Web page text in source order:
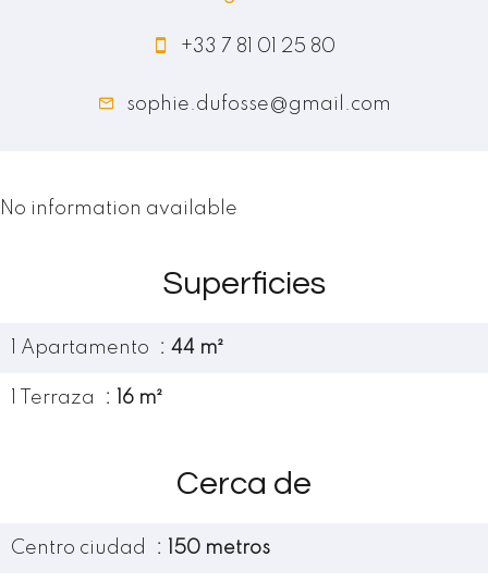
+33 7 81 01 25 80
sophie.dufosse@gmail.com
No information available
Superficies
1 Apartamento 44 m²
1 Terraza 16 m²
Cerca de
Centro ciudad 150 metros